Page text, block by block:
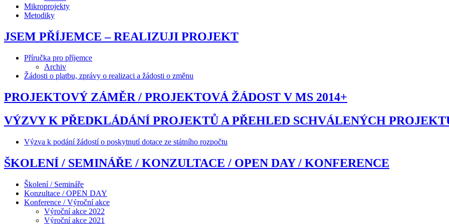
Mikroprojekty
Metodiky
JSEM PŘÍJEMCE – REALIZUJI PROJEKT
Příručka pro příjemce
Archiv
Žádosti o platbu, zprávy o realizaci a žádosti o změnu
PROJEKTOVÝ ZÁMĚR / PROJEKTOVÁ ŽÁDOST V MS 2014+
VÝZVY K PŘEDKLÁDÁNÍ PROJEKTŮ A PŘEHLED SCHVÁLENÝCH
Výzva k podání žádostí o poskytnutí dotace ze státního rozpočtu
ŠKOLENÍ / SEMINÁŘE / KONZULTACE / OPEN DAY / KONFERENCE
Školení / Semináře
Konzultace / OPEN DAY
Konference / Výroční akce
Výroční akce 2022
Výroční akce 2021